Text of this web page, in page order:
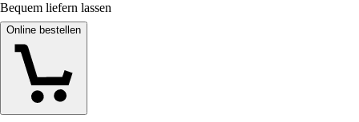
Bequem liefern lassen
Online bestellen